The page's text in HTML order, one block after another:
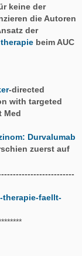
keine der
die Autoren
der
beim AUC
-directed
with targeted
Med
Durvalumab
zuerst auf
faellt-